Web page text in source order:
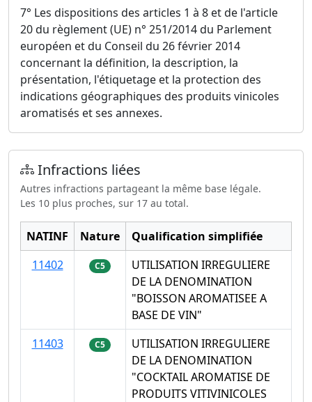
7° Les dispositions des articles 1 à 8 et de l'article
20 du règlement (UE) n° 251/2014 du Parlement
européen et du Conseil du 26 février 2014
concernant la définition, la description, la
présentation, l'étiquetage et la protection des
indications géographiques des produits vinicoles
aromatisés et ses annexes.
Infractions liées
Autres infractions partageant la même base légale.
Les 10 plus proches, sur 17 au total.
NATINF Nature
Qualification simplifiée
11402
C5
UTILISATION IRREGULIERE
DE LA DENOMINATION
"BOISSON AROMATISEE A
BASE DE VIN"
11403
C5
UTILISATION IRREGULIERE
DE LA DENOMINATION
"COCKTAIL AROMATISE DE
PRODUITS VITIVINICOLES